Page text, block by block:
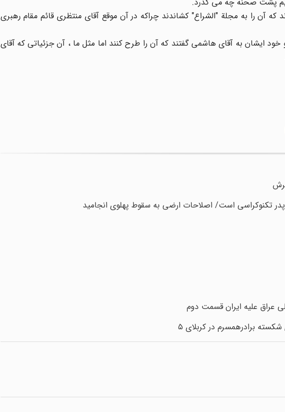
آن را به مجلة "الشراع" کشاندند چراکه در آن موقع آقای منتظری قائم مقام رهبری
ایشان به آقای هاشمی گفتند که آن را طرح کنند اما مثل ما ، آن جزئیاتی که آقای
پدر تکنوکراسی است/ اصلاحات ارضی به سقوط پهلوی انجامید
عراق علیه ایران قسمت دوم
برادرهمسرم در کربلای ۵